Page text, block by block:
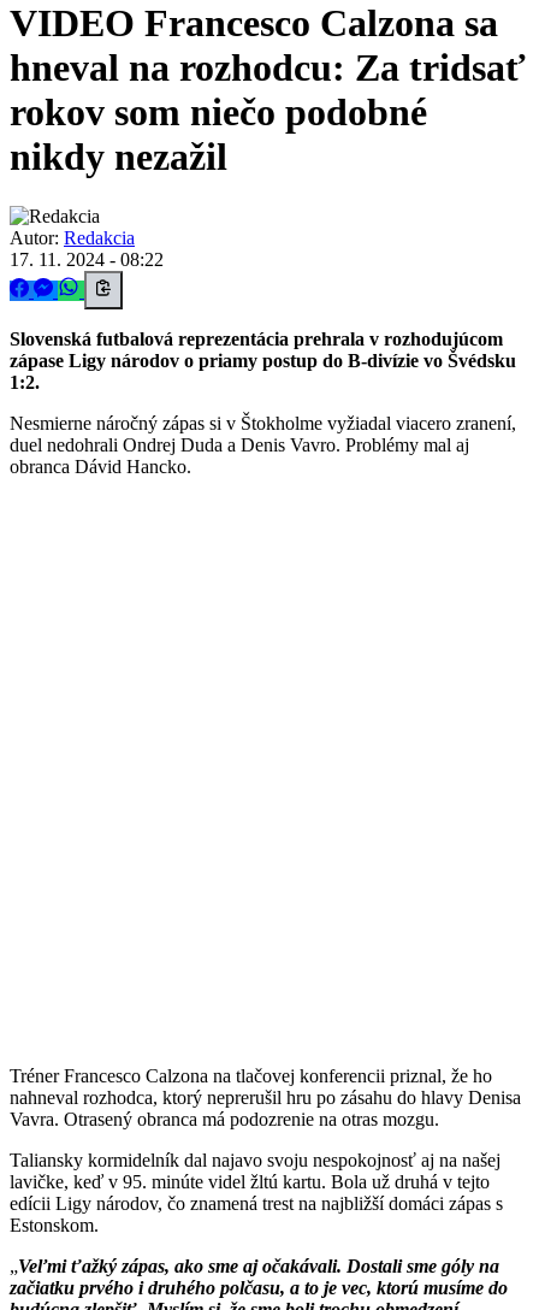
VIDEO Francesco Calzona sa
hneval na rozhodcu: Za tridsať
rokov som niečo podobné
nikdy nezažil
Autor: Redakcia
17. 11. 2024 - 08:22
Slovenská futbalová reprezentácia prehrala v rozhodujúcom
zápase Ligy národov o priamy postup do B-divízie vo Švédsku
1:2.
Nesmierne náročný zápas si v Štokholme vyžiadal viacero zranení,
duel nedohrali Ondrej Duda a Denis Vavro. Problémy mal aj
obranca Dávid Hancko.
Tréner Francesco Calzona na tlačovej konferencii priznal, že ho
nahneval rozhodca, ktorý neprerušil hru po zásahu do hlavy Denisa
Vavra. Otrasený obranca má podozrenie na otras mozgu.
Taliansky kormidelník dal najavo svoju nespokojnosť aj na našej
lavičke, keď v 95. minúte videl žltú kartu. Bola už druhá v tejto
edícii Ligy národov, čo znamená trest na najbližší domáci zápas s
Estonskom.
Veľmi ťažký zápas, ako sme aj očakávali. Dostali sme góly na
začiatku prvého i druhého polčasu, a to je vec, ktorú musíme do